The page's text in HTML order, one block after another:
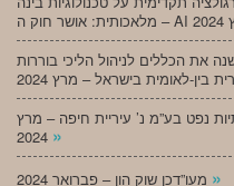
את הכללים לניהול הליכי בוררות
נפט בע”מ נ’ עיריית חיפה – מרץ
»
»